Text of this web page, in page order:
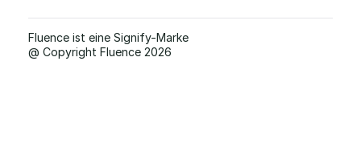
Fluence ist eine Signify-Marke
@ Copyright Fluence 2026